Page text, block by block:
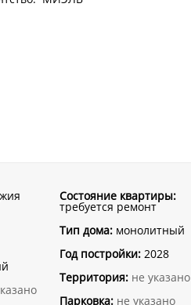
Состояние квартиры:
требуется ремонт
Тип дома:монолитный
Год постройки:2028
Территория: не указано
Парковка: не указано